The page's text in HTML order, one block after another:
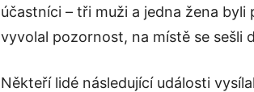
účastníci – tři muži a jedna žena
vyvolal pozornost, na místě se sešli
Někteří lidé následující události